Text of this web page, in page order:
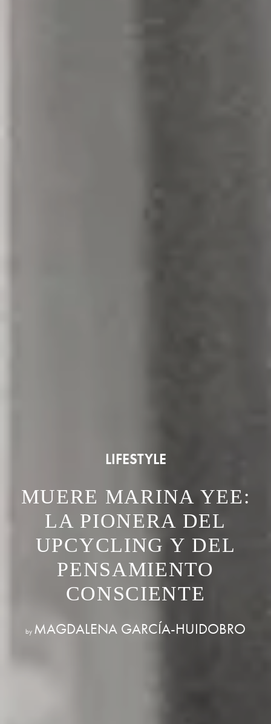
LIFESTYLE
MUERE MARINA YEE:
LA PIONERA DEL
UPCYCLING Y DEL
PENSAMIENTO
CONSCIENTE
by MAGDALENA GARCÍA-HUIDOBRO